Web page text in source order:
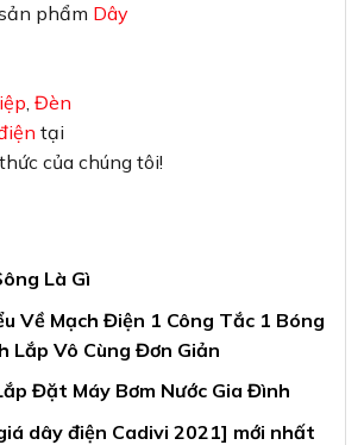
phẩm Dây
, Đèn
tại
của chúng tôi!
Là Gì
Về Mạch Điện 1 Công Tắc 1 Bóng
Lắp Vô Cùng Đơn Giản
Đặt Máy Bơm Nước Gia Đình
dây điện Cadivi 2021] mới nhất